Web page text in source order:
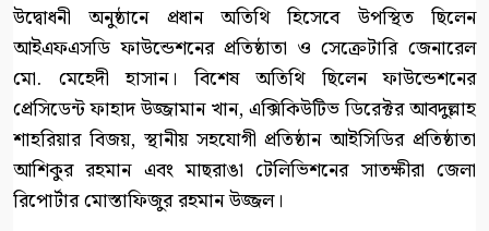
উদ্বোধনী অনুষ্ঠানে প্রধান অতিথি হিসেবে উপস্থিত ছিলেন
আইএফএসডি ফাউন্ডেশনের প্রতিষ্ঠাতা ও সেক্রেটারি জেনারেল
মো. মেহেদী হাসান। বিশেষ অতিথি ছিলেন ফাউন্ডেশনের
প্রেসিডেন্ট ফাহাদ উজ্জামান খান, এক্সিকিউটিভ ডিরেক্টর আবদুল্লাহ
শাহরিয়ার বিজয়, স্থানীয় সহযোগী প্রতিষ্ঠান আইসিডির প্রতিষ্ঠাতা
আশিকুর রহমান এবং মাছরাঙা টেলিভিশনের সাতক্ষীরা জেলা
রিপোর্টার মোস্তাফিজুর রহমান উজ্জল।